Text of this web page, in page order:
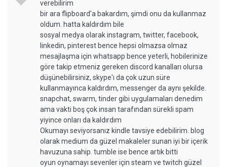
verebilirim
bir ara flipboard'a bakardım, şimdi onu da kullanmaz
oldum. hatta kaldırdım bile
sosyal medya olarak instagram, twitter, facebook,
linkedin, pinterest bence hepsi olmazsa olmaz
mesajlaşma için whatsapp bence yeterli, hobilerinize
göre takip etmeniz gereken discord kanalları olursa
düşünebilirsiniz, skype'ı da çok uzun süre
kullanmayınca kaldırdım, messenger da aynı şekilde.
snapchat, swarm, tinder gibi uygulamaları denedim
ama vakti boş çok insan tarafından sürekli spam
yiyince onları da kaldırdım
Okumayı seviyorsanız kindle tavsiye edebilirim. blog
olarak medium da güzel makaleler sunan iyi bir içerik
havuzuna sahip. tumble ise bence artık bitti
oyun oynamayı sevenler için steam ve twitch güzel